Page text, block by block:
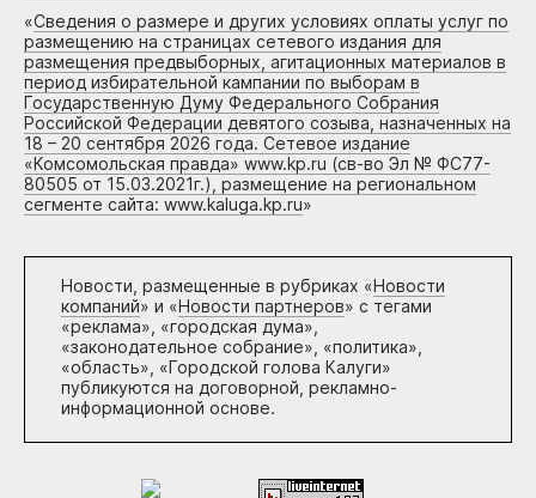
«Сведения о размере и других условиях оплаты услуг по
размещению на страницах сетевого издания для
размещения предвыборных, агитационных материалов в
период избирательной кампании по выборам в
Государственную Думу Федерального Собрания
Российской Федерации девятого созыва, назначенных на
18 – 20 сентября 2026 года. Сетевое издание
«Комсомольская правда» www.kp.ru (св-во Эл № ФС77-
80505 от 15.03.2021г.), размещение на региональном
сегменте сайта: www.kaluga.kp.ru»
Новости, размещенные в рубриках «Новости
компаний» и «Новости партнеров» с тегами
«реклама», «городская дума»,
«законодательное собрание», «политика»,
«область», «Городской голова Калуги»
публикуются на договорной, рекламно-
информационной основе.